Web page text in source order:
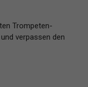
Trompeten-
verpassen den